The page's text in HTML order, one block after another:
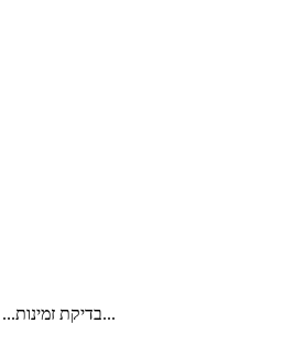
בדיקת זמינות...בדיקת בחירת הדומיין שלכם...